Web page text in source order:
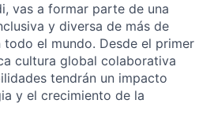
Homepage
vas a formar parte de una
y diversa de más de
todo el mundo. Desde el primer
cultura global colaborativa
tendrán un impacto
y el crecimiento de la